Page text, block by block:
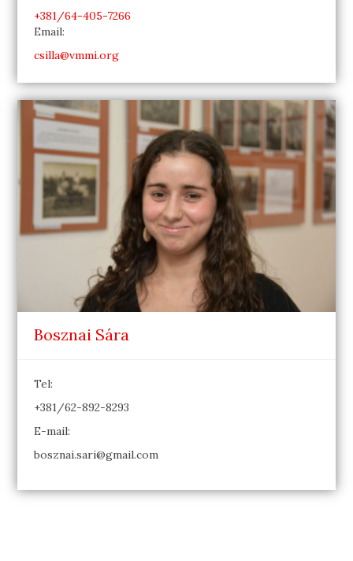
+381/64-405-7266
Email:
csilla@vmmi.org
Bosznai Sára
Tel:
+381/62-892-8293
E-mail:
bosznai.sari@gmail.com